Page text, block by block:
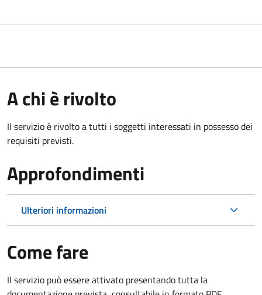
A chi è rivolto
Il servizio è rivolto a tutti i soggetti interessati in possesso dei
requisiti previsti.
Approfondimenti
Ulteriori informazioni
Come fare
Il servizio può essere attivato presentando tutta la